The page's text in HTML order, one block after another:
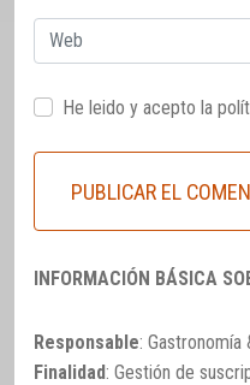
Web
He leido y acepto la
INFORMACIÓN BÁSICA
Responsable: Gastronomía
Finalidad: Gestión de